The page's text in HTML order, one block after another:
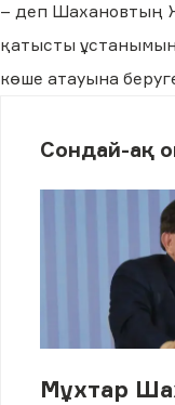
– деп Шахановтың
қатысты
көше атауына
Сондай-ақ
Мұхтар